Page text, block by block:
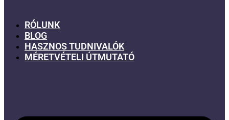
RÓLUNK
BLOG
HASZNOS TUDNIVALÓK
MÉRETVÉTELI ÚTMUTATÓ